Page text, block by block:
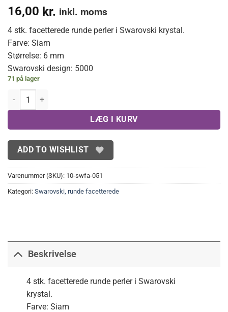
16,00 kr. inkl. moms
4 stk. facetterede runde perler i Swarovski krystal.
Farve: Siam
Størrelse: 6 mm
Swarovski design: 5000
71 på lager
Swarovski rund facet, siam 6mm(4stk) antal
LÆG I KURV
ADD TO WISHLIST
Varenummer (SKU): 10-swfa-051
Kategori: Swarovski, runde facetterede
Beskrivelse
4 stk. facetterede runde perler i Swarovski
krystal.
Farve: Siam